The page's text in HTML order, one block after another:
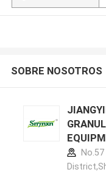
SOBRE NOSOTROS
del